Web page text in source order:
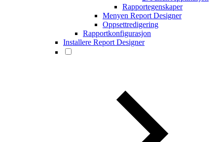
Rapportegenskaper
Menyen Report Designer
Oppsettredigering
Rapportkonfigurasjon
Installere Report Designer